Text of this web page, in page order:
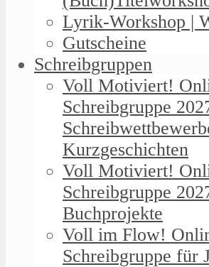
Lyrik-Workshop |
Gutscheine
Schreibgruppen
Voll Motiviert!
Schreibgruppe
Kurzgeschichten
Voll Motiviert!
Schreibgruppe
Buchprojekte
Voll im Flow!
Schreibgruppe für